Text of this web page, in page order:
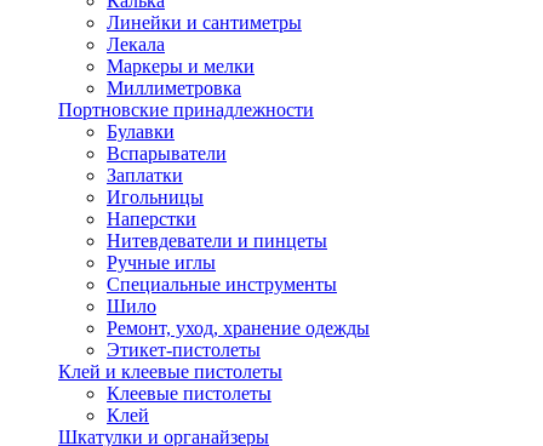
Линейки и сантиметры
Лекала
Маркеры и мелки
Миллиметровка
Портновские принадлежности
Булавки
Вспарыватели
Заплатки
Игольницы
Наперстки
Нитевдеватели и пинцеты
Ручные иглы
Специальные инструменты
Шило
Ремонт, уход, хранение одежды
Этикет-пистолеты
Клей и клеевые пистолеты
Клеевые пистолеты
Клей
Шкатулки и органайзеры